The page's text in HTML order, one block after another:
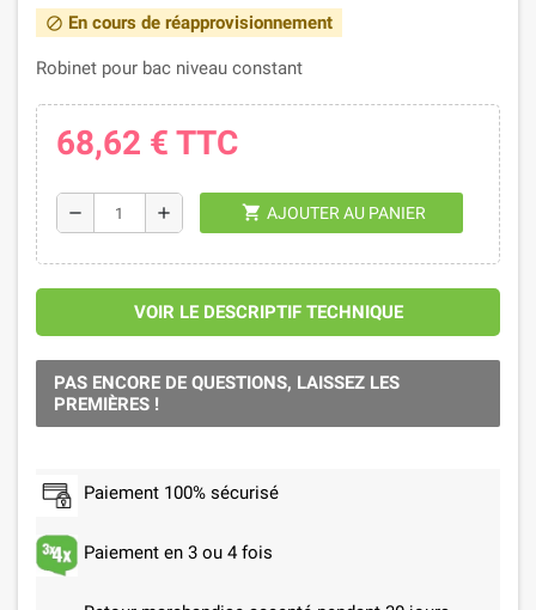
block En cours de réapprovisionnement
Robinet pour bac niveau constant
68,62 € TTC
remove add shopping_cart AJOUTER AU PANIER
VOIR LE DESCRIPTIF TECHNIQUE
PAS ENCORE DE QUESTIONS, LAISSEZ LES
PREMIÈRES !
Paiement 100% sécurisé
Paiement en 3 ou 4 fois